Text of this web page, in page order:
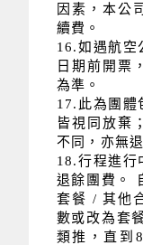
因素，本公
續費。
16.如遇航空
日期前開票
為準 。
17.此為團體
皆視同放棄
不同，亦無
18.行程進行
退餘團費。
套餐 / 其他
數或改為套
類推，直到